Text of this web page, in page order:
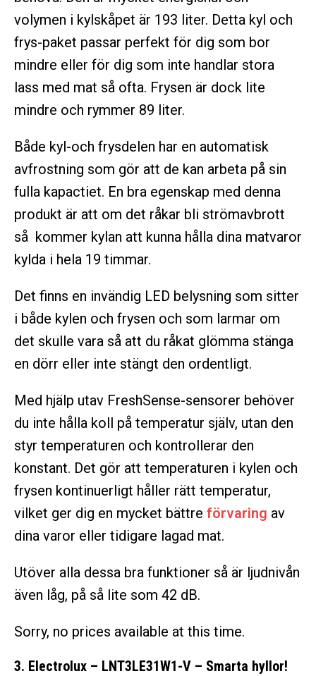
volymen i kylskåpet är 193 liter. Detta kyl och
frys-paket passar perfekt för dig som bor
mindre eller för dig som inte handlar stora
lass med mat så ofta. Frysen är dock lite
mindre och rymmer 89 liter.
Både kyl-och frysdelen har en automatisk
avfrostning som gör att de kan arbeta på sin
fulla kapactiet. En bra egenskap med denna
produkt är att om det råkar bli strömavbrott
så kommer kylan att kunna hålla dina matvaror
kylda i hela 19 timmar.
Det finns en invändig LED belysning som sitter
i både kylen och frysen och som larmar om
det skulle vara så att du råkat glömma stänga
en dörr eller inte stängt den ordentligt.
Med hjälp utav FreshSense-sensorer behöver
du inte hålla koll på temperatur själv, utan den
styr temperaturen och kontrollerar den
konstant. Det gör att temperaturen i kylen och
frysen kontinuerligt håller rätt temperatur,
vilket ger dig en mycket bättre förvaring av
dina varor eller tidigare lagad mat.
Utöver alla dessa bra funktioner så är ljudnivån
även låg, på så lite som 42 dB.
Sorry, no prices available at this time.
3. Electrolux – LNT3LE31W1-V – Smarta hyllor!